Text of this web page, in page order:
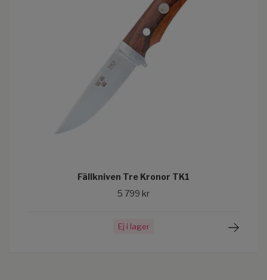
Fällkniven Tre Kronor TK1
5 799 kr
Ej i lager